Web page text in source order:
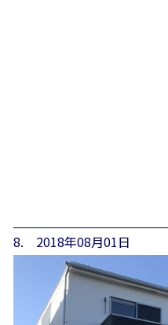
8. 2018年08月01日